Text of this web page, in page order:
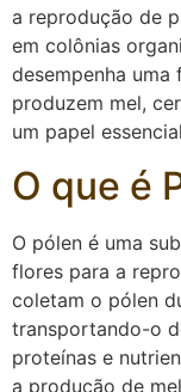
a reprodução de
em colônias
desempenha uma
produzem mel,
um papel
O que é
O pólen é uma
flores para a
coletam o pólen
transportando-o
proteínas e
a produção de